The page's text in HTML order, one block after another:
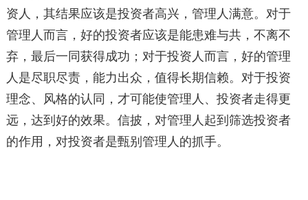
资人，其结果应该是投资者高兴，管理人满意。对于
管理人而言，好的投资者应该是能患难与共，不离不
弃，最后一同获得成功；对于投资人而言，好的管理
人是尽职尽责，能力出众，值得长期信赖。对于投资
理念、风格的认同，才可能使管理人、投资者走得更
远，达到好的效果。信披，对管理人起到筛选投资者
的作用，对投资者是甄别管理人的抓手。